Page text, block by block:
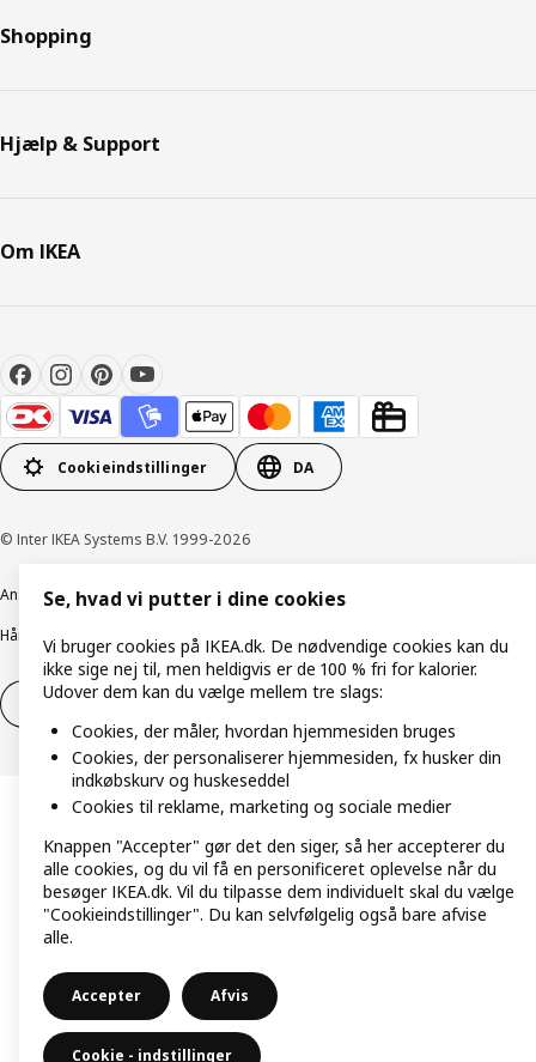
Shopping
Hjælp & Support
Om IKEA
Cookieindstillinger DA
© Inter IKEA Systems B.V. 1999-2026
Ansvarlig rapporteringCookiepolitikDigital tilgængelighed
Håndtering af persondata
Salgs- og leveringsbetingelser
Fortryd dit køb Fortryd dit køb af service
Se, hvad vi putter i dine cookies
Vi bruger cookies på IKEA.dk. De nødvendige cookies kan du
ikke sige nej til, men heldigvis er de 100 % fri for kalorier.
Udover dem kan du vælge mellem tre slags:
Cookies, der måler, hvordan hjemmesiden bruges
Cookies, der personaliserer hjemmesiden, fx husker din
indkøbskurv og huskeseddel
Cookies til reklame, marketing og sociale medier
Knappen "Accepter" gør det den siger, så her accepterer du
alle cookies, og du vil få en personificeret oplevelse når du
besøger IKEA.dk. Vil du tilpasse dem individuelt skal du vælge
"Cookieindstillinger". Du kan selvfølgelig også bare afvise
alle.
Accepter Afvis
Cookie - indstillinger